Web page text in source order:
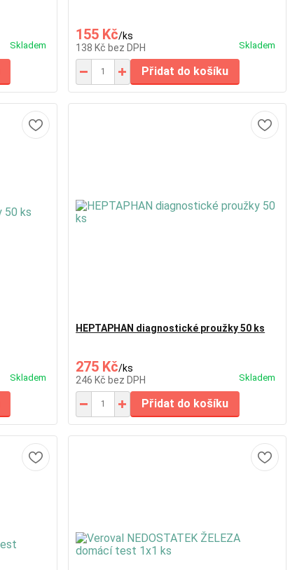
Skladem
155 Kč/ks
138 Kčbez DPH Skladem
Přidat do košíku
Skladem
HEPTAPHAN diagnostické proužky 50 ks
275 Kč/ks
246 Kčbez DPH Skladem
Přidat do košíku